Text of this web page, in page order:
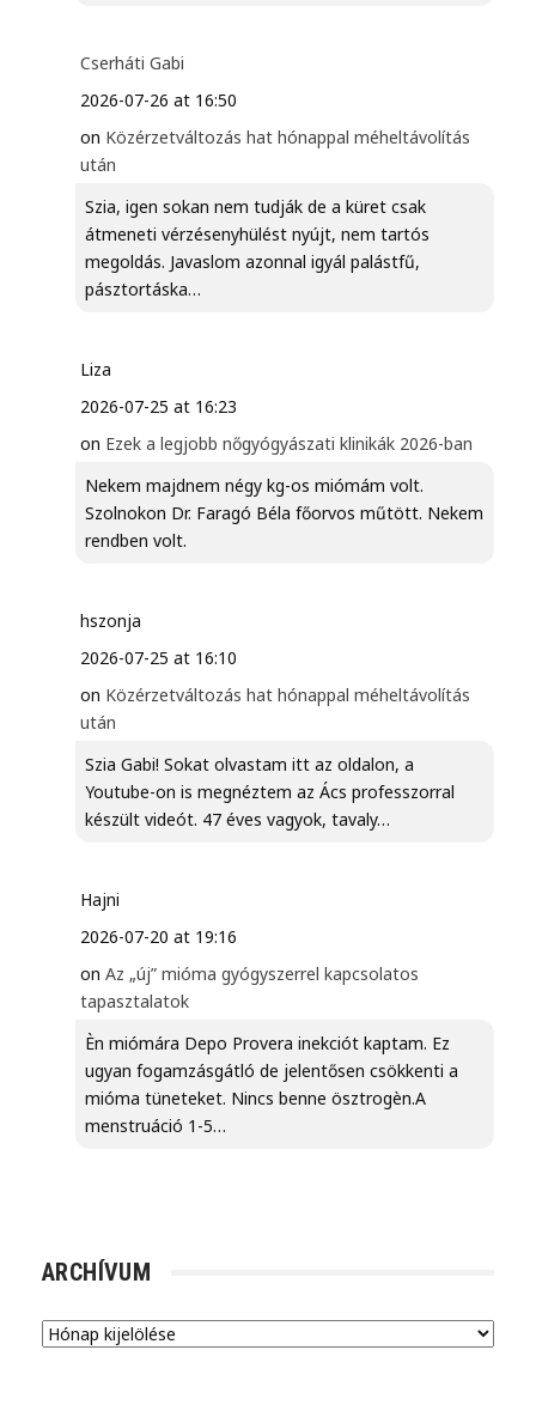
Cserháti Gabi
2026-07-26 at 16:50
on Közérzetváltozás hat hónappal méheltávolítás
után
Szia, igen sokan nem tudják de a küret csak
átmeneti vérzésenyhülést nyújt, nem tartós
megoldás. Javaslom azonnal igyál palástfű,
pásztortáska…
Liza
2026-07-25 at 16:23
on Ezek a legjobb nőgyógyászati klinikák 2026-ban
Nekem majdnem négy kg-os miómám volt.
Szolnokon Dr. Faragó Béla főorvos műtött. Nekem
rendben volt.
hszonja
2026-07-25 at 16:10
on Közérzetváltozás hat hónappal méheltávolítás
után
Szia Gabi! Sokat olvastam itt az oldalon, a
Youtube-on is megnéztem az Ács professzorral
készült videót. 47 éves vagyok, tavaly…
Hajni
2026-07-20 at 19:16
on Az „új” mióma gyógyszerrel kapcsolatos
tapasztalatok
Èn miómára Depo Provera inekciót kaptam. Ez
ugyan fogamzásgátló de jelentősen csökkenti a
mióma tüneteket. Nincs benne ösztrogèn.A
menstruáció 1-5…
ARCHÍVUM
Archívum